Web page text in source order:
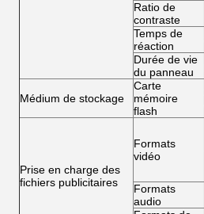
Ratio de
contraste
Temps de
réaction
Durée de vie
du panneau
Médium de stockage
Carte
mémoire
flash
Prise en charge des
fichiers publicitaires
Formats
vidéo
Formats
audio